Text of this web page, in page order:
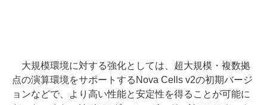
大規模環境に対する強化としては、超大規模・複数拠
点の演算環境をサポートするNova Cells v2の初期バージ
ョンなどで、より高い性能と安定性を得ることが可能に